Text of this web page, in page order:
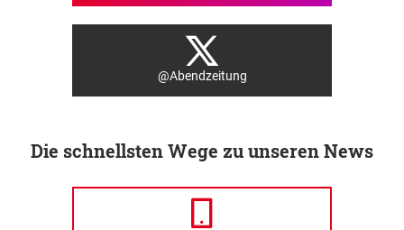
@Abendzeitung
Die schnellsten Wege zu unseren News